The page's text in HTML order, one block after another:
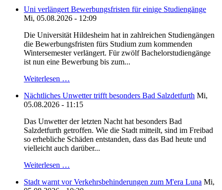
Uni verlängert Bewerbungsfristen für einige Studiengänge
Mi, 05.08.2026 - 12:09
Die Universität Hildesheim hat in zahlreichen Studiengängen
die Bewerbungsfristen fürs Studium zum kommenden
Wintersemester verlängert. Für zwölf Bachelorstudiengänge
ist nun eine Bewerbung bis zum...
Weiterlesen …
Nächtliches Unwetter trifft besonders Bad Salzdetfurth Mi,
05.08.2026 - 11:15
Das Unwetter der letzten Nacht hat besonders Bad
Salzdetfurth getroffen. Wie die Stadt mitteilt, sind im Freibad
so erhebliche Schäden entstanden, dass das Bad heute und
vielleicht auch darüber...
Weiterlesen …
Stadt warnt vor Verkehrsbehinderungen zum M'era Luna Mi,